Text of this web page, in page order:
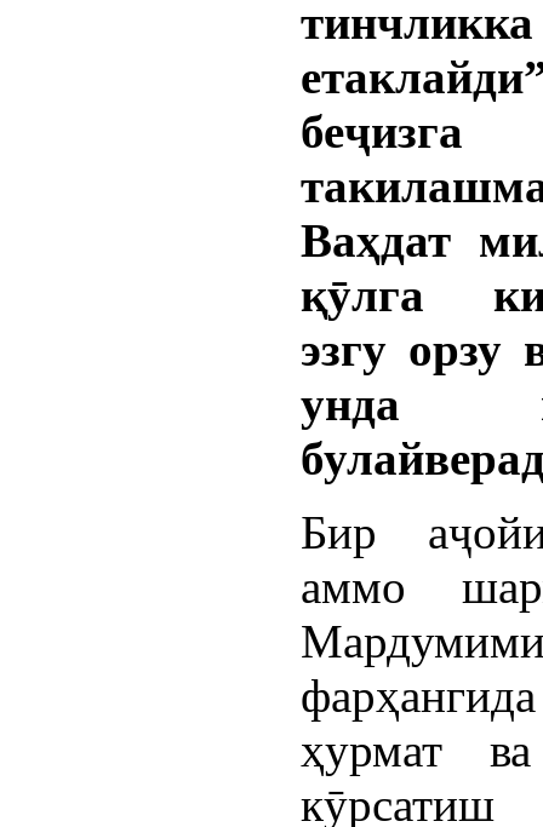
тинчликка
беҷизга
Ваҳдат
қӯлга
эзгу орзу
унда
Бир
аммо
ҳурмат
кӯрсатиш